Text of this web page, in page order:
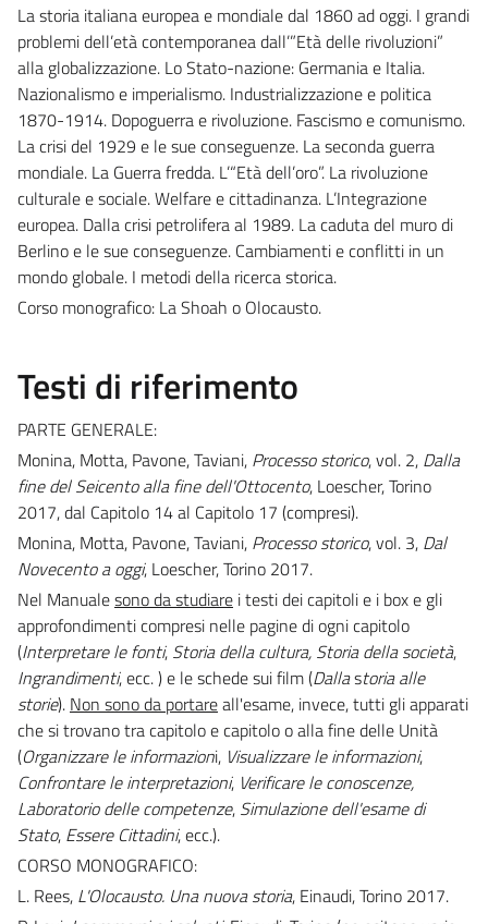
La storia italiana europea e mondiale dal 1860 ad oggi. I grandi
problemi dell’età contemporanea dall’”Età delle rivoluzioni”
alla globalizzazione. Lo Stato-nazione: Germania e Italia.
Nazionalismo e imperialismo. Industrializzazione e politica
1870-1914. Dopoguerra e rivoluzione. Fascismo e comunismo.
La crisi del 1929 e le sue conseguenze. La seconda guerra
mondiale. La Guerra fredda. L’“Età dell’oro”. La rivoluzione
culturale e sociale. Welfare e cittadinanza. L’Integrazione
europea. Dalla crisi petrolifera al 1989. La caduta del muro di
Berlino e le sue conseguenze. Cambiamenti e conflitti in un
mondo globale. I metodi della ricerca storica.
Corso monografico: La Shoah o Olocausto.
Testi di riferimento
PARTE GENERALE:
Monina, Motta, Pavone, Taviani, Processo storico, vol. 2, Dalla
fine del Seicento alla fine dell'Ottocento, Loescher, Torino
2017, dal Capitolo 14 al Capitolo 17 (compresi).
Monina, Motta, Pavone, Taviani, Processo storico, vol. 3, Dal
Novecento a oggi, Loescher, Torino 2017.
Nel Manualesono da studiare i testi dei capitoli e i box e gli
approfondimenti compresi nelle pagine di ogni capitolo
(Interpretare le fonti, Storia della cultura, Storia della società,
Ingrandimenti, ecc. ) e le schede sui film (Dallastoria alle
storie). Non sono da portareall'esame, invece, tutti gli apparati
che si trovano tra capitolo e capitolo o alla fine delle Unità
(Organizzare le informazioni, Visualizzare le informazioni,
Confrontare le interpretazioni, Verificare le conoscenze,
Laboratorio delle competenze, Simulazione dell'esame di
Stato, Essere Cittadini, ecc.).
CORSO MONOGRAFICO:
L. Rees, L'Olocausto. Una nuova storia, Einaudi, Torino 2017.